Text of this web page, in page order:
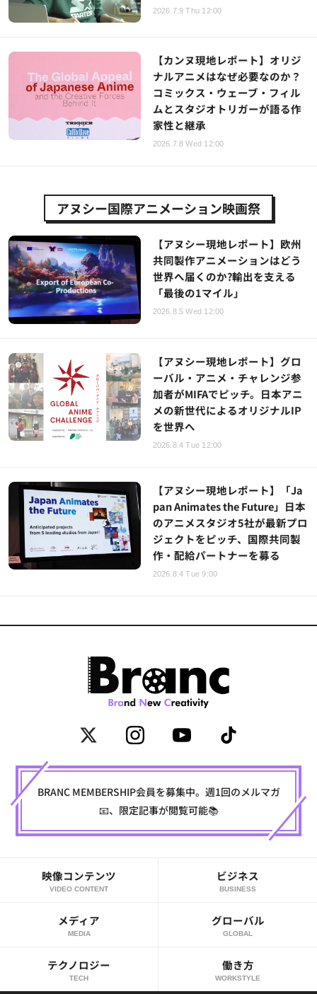
2026.7.9 Thu 12:00
【カンヌ現地レポート】オリジ
ナルアニメはなぜ必要なのか？
コミックス・ウェーブ・フィル
ムとスタジオトリガーが語る作
家性と継承
2026.7.8 Wed 12:00
アヌシー国際アニメーション映画祭
【アヌシー現地レポート】欧州
共同製作アニメーションはどう
世界へ届くのか?輸出を支える
「最後の1マイル」
2026.8.5 Wed 12:00
【アヌシー現地レポート】グロ
ーバル・アニメ・チャレンジ参
加者がMIFAでピッチ。日本アニ
メの新世代によるオリジナルIP
を世界へ
2026.8.4 Tue 12:00
【アヌシー現地レポート】「Ja
pan Animates the Future」日本
のアニメスタジオ5社が最新プロ
ジェクトをピッチ、国際共同製
作・配給パートナーを募る
2026.8.4 Tue 9:00
BRANC MEMBERSHIP会員を募集中。週1回のメルマガ
📧、限定記事が閲覧可能📚
映像コンテンツ
VIDEO CONTENT
ビジネス
BUSINESS
メディア
MEDIA
グローバル
GLOBAL
テクノロジー
TECH
働き方
WORKSTYLE